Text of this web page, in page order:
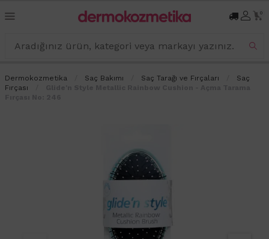
0
Dermokozmetika Saç Bakımı Saç Tarağı ve Fırçaları
Saç
Fırçası